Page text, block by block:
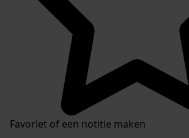
Favoriet of een notitie maken